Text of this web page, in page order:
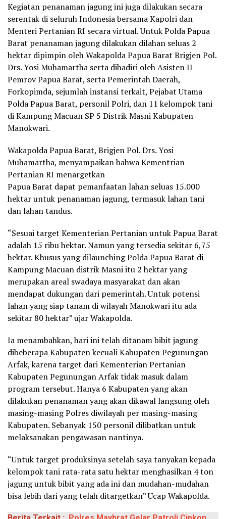
Kegiatan penanaman jagung ini juga dilakukan secara
serentak di seluruh Indonesia bersama Kapolri dan
Menteri Pertanian RI secara virtual. Untuk Polda Papua
Barat penanaman jagung dilakukan dilahan seluas 2
hektar dipimpin oleh Wakapolda Papua Barat Brigjen Pol.
Drs. Yosi Muhamartha serta dihadiri oleh Asisten II
Pemrov Papua Barat, serta Pemerintah Daerah,
Forkopimda, sejumlah instansi terkait, Pejabat Utama
Polda Papua Barat, personil Polri, dan 11 kelompok tani
di Kampung Macuan SP 5 Distrik Masni Kabupaten
Manokwari.
Wakapolda Papua Barat, Brigjen Pol. Drs. Yosi
Muhamartha, menyampaikan bahwa Kementrian
Pertanian RI menargetkan
Papua Barat dapat pemanfaatan lahan seluas 15.000
hektar untuk penanaman jagung, termasuk lahan tani
dan lahan tandus.
“Sesuai target Kementerian Pertanian untuk Papua Barat
adalah 15 ribu hektar. Namun yang tersedia sekitar 6,75
hektar. Khusus yang dilaunching Polda Papua Barat di
Kampung Macuan distrik Masni itu 2 hektar yang
merupakan areal swadaya masyarakat dan akan
mendapat dukungan dari pemerintah. Untuk potensi
lahan yang siap tanam di wilayah Manokwari itu ada
sekitar 80 hektar” ujar Wakapolda.
Ia menambahkan, hari ini telah ditanam bibit jagung
dibeberapa Kabupaten kecuali Kabupaten Pegunungan
Arfak, karena target dari Kementerian Pertanian
Kabupaten Pegunungan Arfak tidak masuk dalam
program tersebut. Hanya 6 Kabupaten yang akan
dilakukan penanaman yang akan dikawal langsung oleh
masing-masing Polres diwilayah per masing-masing
Kabupaten. Sebanyak 150 personil dilibatkan untuk
melaksanakan pengawasan nantinya.
“Untuk target produksinya setelah saya tanyakan kepada
kelompok tani rata-rata satu hektar menghasilkan 4 ton
jagung untuk bibit yang ada ini dan mudahan-mudahan
bisa lebih dari yang telah ditargetkan” Ucap Wakapolda.